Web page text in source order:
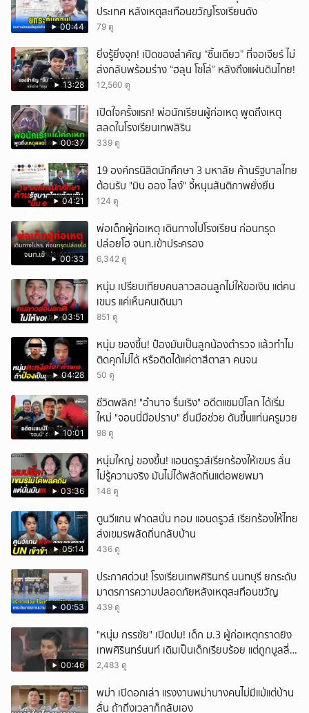
00:44
ประเทศ หลังเหตุสะเทือนขวัญโรงเรียนดัง
79 ดู
13:28
ยิ่งรู้ยิ่งจุก! เปิดของสำคัญ “ชิ้นเดียว” ที่จอเจียร์ ไม่
ส่งกลับพร้อมร่าง “ฮลุน โซโล่” หลังถึงแผ่นดินไทย!
12,560 ดู
00:37
เปิดใจครั้งแรก! พ่อนักเรียนผู้ก่อเหตุ พูดถึงเหตุ
สลดในโรงเรียนเทพสิริน
339 ดู
04:21
19 องค์กรนิสิตนักศึกษา 3 มหาลัย ค้านรัฐบาลไทย
ต้อนรับ "มิน ออง ไลง์" จี้หนุนสันติภาพยั่งยืน
124 ดู
00:33
พ่อเด็กผู้ก่อเหตุ เดินทางไปโรงเรียน ก่อนทรุด
ปล่อยโฮ จนท.เข้าประครอง
6,342 ดู
03:51
หนุ่ม เปรียบเทียบคนลาวสอนลูกไม่ให้ขอเงิน แต่คน
เขมร แค่เห็นคนเดินมา
851 ดู
04:28
หนุ่ม ของขึ้น! ป๋องมันเป็นลูกน้องตำรวจ แล้วทำไม
ติดคุกไม่ได้ หรือติดได้แค่ตาสีตาสา คนจน
50 ดู
10:01
ชีวิตพลิก! "อำนาจ รื่นเริง" อดีตแชมป์โลก ได้เริ่ม
ใหม่ "จอนนี่มือปราบ" ยื่นมือช่วย ดันขึ้นแท่นครูมวย
98 ดู
03:36
หนุ่มใหญ่ ของขึ้น! แอนดรูวส์เรียกร้องให้เขมร ลั่น
ไม่รู้ความจริง มันไม่ได้พลัดถิ่นแต่อพยพมา
148 ดู
05:14
ตูนวีแกน ฟาดสนั่น ทอม แอนดรูวส์ เรียกร้องให้ไทย
ส่งเขมรพลัดถิ่นกลับบ้าน
436 ดู
00:53
ประกาศด่วน! โรงเรียนเทพศิรินทร์ นนทบุรี ยกระดับ
มาตรการความปลอดภัยหลังเหตุสะเทือนขวัญ
439 ดู
00:46
"หนุ่ม กรรชัย" เปิดปม! เด็ก ม.3 ผู้ก่อเหตุกราดยิง
เทพศิรินทร์นนท์ เดิมเป็นเด็กเรียบร้อย แต่ถูกบูลลี่
หนัก คาดแรงกดดันสะสมกลายเป็นแรงแค้น จนก่อ
2,483 ดู
พม่า เปิดอกเล่า แรงงานพม่าบางคนไม่มีแม้แต่บ้าน
ลั่น ถ้าถึงเวลาก็กลับเอง